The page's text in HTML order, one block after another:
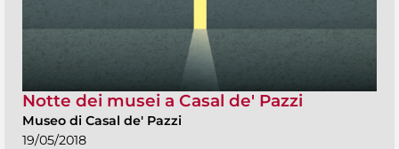
Notte dei musei a Casal de' Pazzi
Museo di Casal de' Pazzi
19/05/2018